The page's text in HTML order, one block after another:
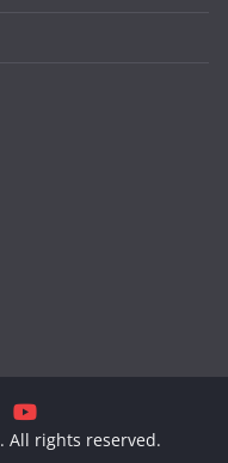
. All rights reserved.